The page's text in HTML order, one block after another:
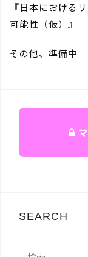
『日本における
可能性（仮）』
その他、準備中
SEARCH